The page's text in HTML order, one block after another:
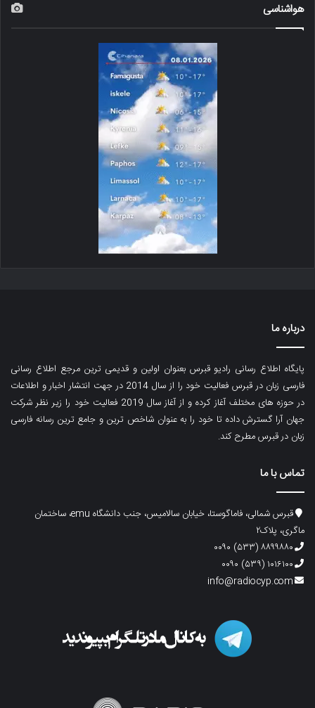
هواشناسی
درباره ما
پایگاه اطلاع رسانی رادیو قبرس بعنوان اولین و قدیمی ترین مرجع اطلاع رسانی
فارسی زبان در قبرس فعالیت خود را از سال 2014 در جهت انتشار اخبار و اطلاعات
در حوزه های مختلف آغاز کرده و از آغاز سال 2019 فعالیت خود را زیر نظر شرکت
جهان آرا گسترش داده تا خود را به عنوان شاخص ترین و جامع ترین رسانه فارسی
زبان در قبرس مطرح کند.
تماس با ما
قبرس شمالی، فاماگوستا، خیابان سالامیس، جنب دانشگاه emu، ساختمان
ماگری، پلاک۲
۸۸۹۹۸۸۰ (۵۳۳) ۰۰۹۰
۱۰۱۶۱۰۰ (۵۳۹) ۰۰۹۰
info@radiocyp.com